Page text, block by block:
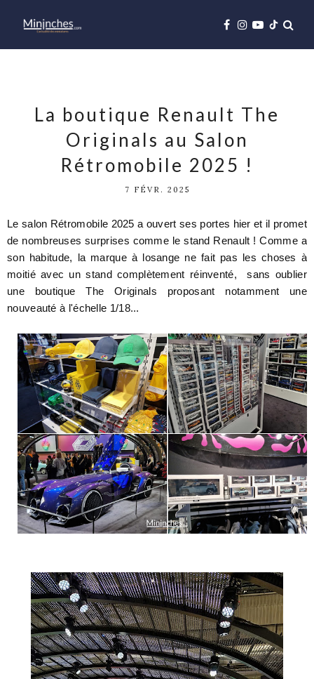
La boutique Renault The
Originals au Salon
Rétromobile 2025 !
7 FÉVR. 2025
Le salon Rétromobile 2025 a ouvert ses portes hier et il promet
de nombreuses surprises comme le stand Renault ! Comme a
son habitude, la marque à losange ne fait pas les choses à
moitié avec un stand complètement réinventé, sans oublier
une boutique The Originals proposant notamment une
nouveauté à l'échelle 1/18...